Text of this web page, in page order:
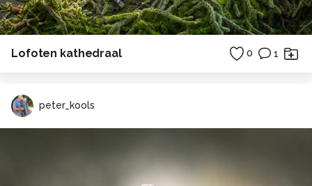
Lofoten kathedraal 0 1
peter_kools